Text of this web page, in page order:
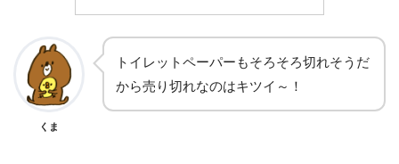
くま
トイレットペーパーもそろそろ切れそうだ
から売り切れなのはキツイ～！